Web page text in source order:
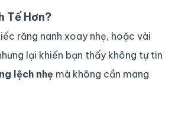
Tế Hơn?
răng nanh xoay nhẹ, hoặc vài
lại khiến bạn thấy không tự tin
lệch nhẹ mà không cần mang